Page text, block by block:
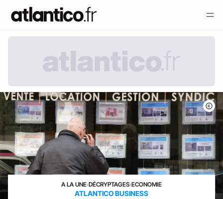
A LA UNE›DÉCRYPTAGES›ECONOMIE
ATLANTICO BUSINESS